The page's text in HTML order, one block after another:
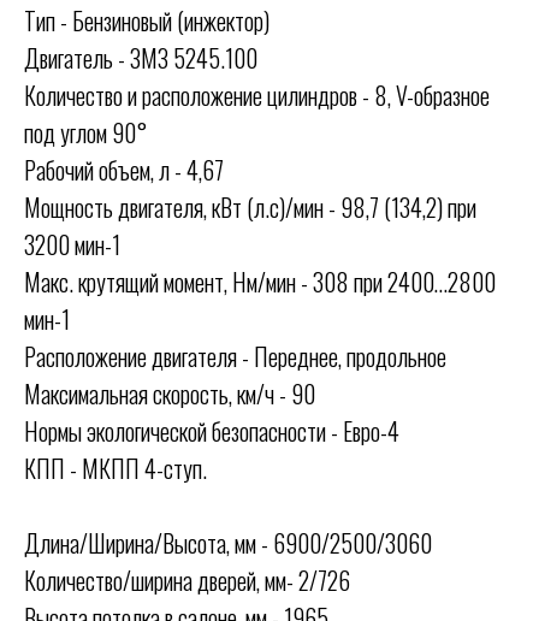
Тип - Бензиновый (инжектор)
Двигатель - ЗМЗ 5245.100
Количество и расположение цилиндров - 8, V-образное
под углом 90°
Рабочий объем, л - 4,67
Мощность двигателя, кВт (л.с)/мин - 98,7 (134,2) при
3200 мин-1
Макс. крутящий момент, Нм/мин - 308 при 2400…2800
мин-1
Расположение двигателя - Переднее, продольное
Максимальная скорость, км/ч - 90
Нормы экологической безопасности - Евро-4
КПП - МКПП 4-ступ.
Длина/Ширина/Высота, мм - 6900/2500/3060
Количество/ширина дверей, мм- 2/726